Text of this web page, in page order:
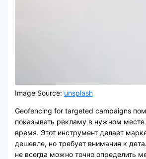
Image Source: unsplash
Geofencing for targeted campaigns
показывать рекламу в нужном
время. Этот инструмент делает
дешевле, но требует внимания к
не всегда можно точно определить